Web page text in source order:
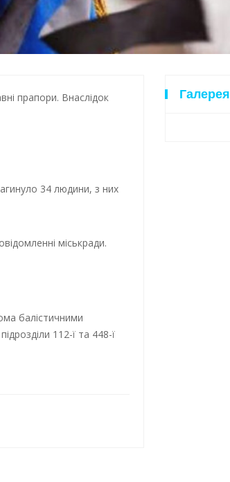
прапори. Внаслідок
34 людини, з них
міськради.
балістичними
112-ї та 448-ї
Галерея